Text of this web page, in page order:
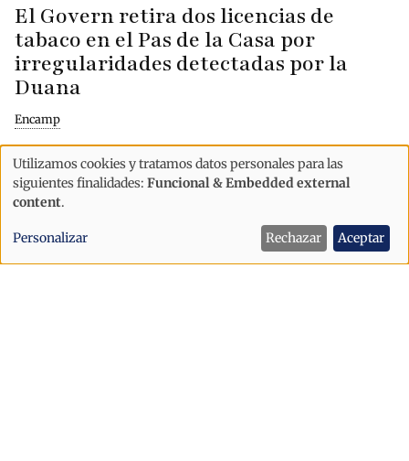
El Govern retira dos licencias de
tabaco en el Pas de la Casa por
irregularidades detectadas por la
Duana
Encamp
Uso
de
datos
personales
Utilizamos cookies y tratamos datos personales para las
siguientes finalidades: Funcional & Embedded external
content.
Personalizar Rechazar Aceptar